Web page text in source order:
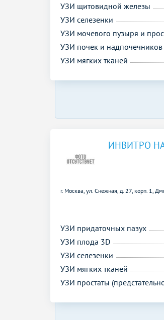
УЗИ щитовидной железы
УЗИ селезенки
УЗИ мочевого пузыря и
УЗИ почек и надпочечников
УЗИ мягких тканей
ИНВИТРО
г. Москва, ул. Снежная, д. 27, корп. 1,
УЗИ придаточных пазух
УЗИ плода 3D
УЗИ селезенки
УЗИ мягких тканей
УЗИ простаты